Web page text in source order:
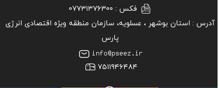
فکس : ۰۷۷۳۱۳۷۶۳۰۰
آدرس : استان بوشهر ‏، عسلویه، سازمان منطقه ویژه اقتصادی انرژی
پارس
۷۵۱۱۹۴۶۴۸۴